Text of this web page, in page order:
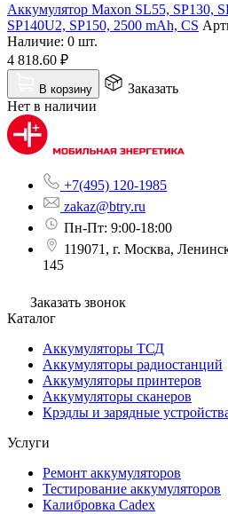
Аккумулятор Maxon SL55, SP130,
SP140U2, SP150, 2500 mAh, CS
Наличие: 0 шт.
4 818.60 ₽
В корзину
Заказать
Нет в наличии
+7(495) 120-1985
zakaz@btry.ru
Пн-Пт: 9:00-18:00
119071, г. Москва,
145
Заказать звонок
Каталог
Аккумуляторы ТСД
Аккумуляторы радиостанций
Аккумуляторы принтеров
Аккумуляторы сканеров
Крэдлы и зарядные
Услуги
Ремонт аккумуляторов
Тестирование аккумуляторов
Калибровка Cadex